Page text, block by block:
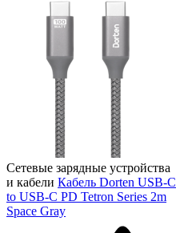
Сетевые зарядные устройства
и кабели Кабель Dorten USB-C
to USB-C PD Tetron Series 2m
Space Gray